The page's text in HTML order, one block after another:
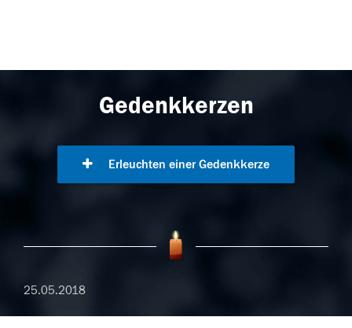
Gedenkkerzen
Erleuchten einer Gedenkkerze
25.05.2018